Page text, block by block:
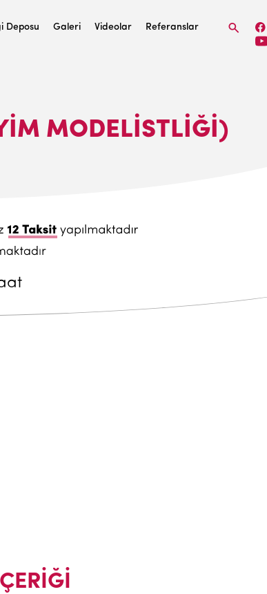
Deposu Galeri Videolar
Referanslar
MODELİSTLİĞİ)